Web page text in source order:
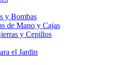
y Bombas
de Mano y Cajas
y Cepillos
el Jardin